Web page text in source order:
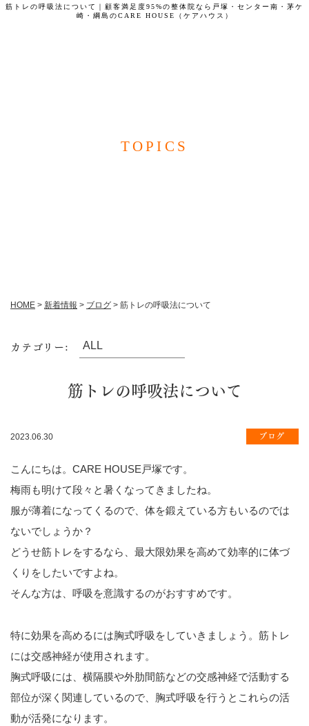
筋トレの呼吸法について｜顧客満足度95%の整体院なら戸塚・センター南・茅ケ
崎・綱島のCARE HOUSE（ケアハウス）
TOPICS
HOME > 新着情報 > ブログ > 筋トレの呼吸法について
カテゴリー:
筋トレの呼吸法について
2023.06.30 ブログ
こんにちは。CARE HOUSE戸塚です。
梅雨も明けて段々と暑くなってきましたね。
服が薄着になってくるので、体を鍛えている方もいるのでは
ないでしょうか？
どうせ筋トレをするなら、最大限効果を高めて効率的に体づ
くりをしたいですよね。
そんな方は、呼吸を意識するのがおすすめです。
特に効果を高めるには胸式呼吸をしていきましょう。筋トレ
には交感神経が使用されます。
胸式呼吸には、横隔膜や外肋間筋などの交感神経で活動する
部位が深く関連しているので、胸式呼吸を行うとこれらの活
動が活発になります。